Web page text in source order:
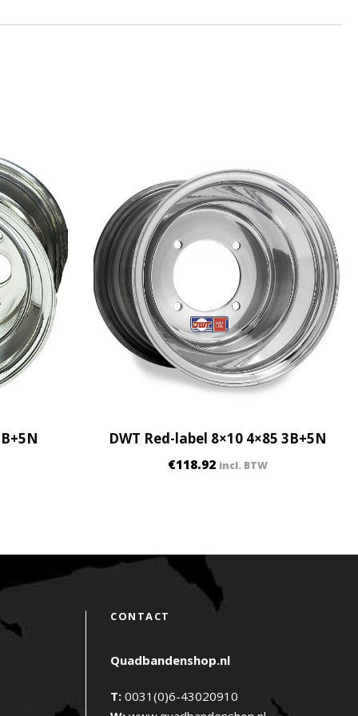
DWT Red-label 8×10 4×85 3B+5N
€118.92 incl. BTW
CONTACT
Quadbandenshop.nl
T: 0031(0)6-43020910